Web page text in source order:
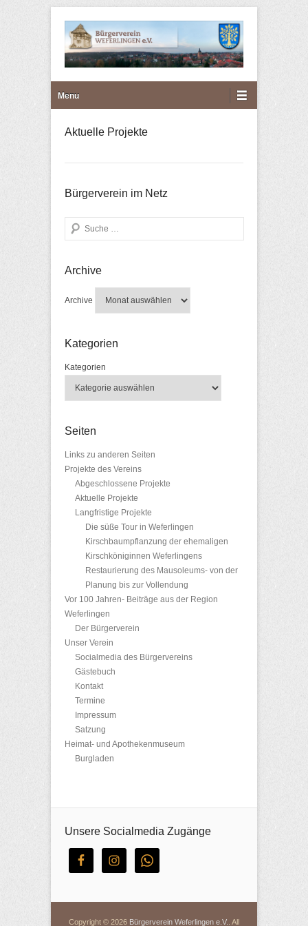
Bürgerverein Weferlingen
e.V.
Menu
Aktuelle Projekte
Bürgerverein im Netz
Search
Archive
Archive
Kategorien
Kategorien
Seiten
Links zu anderen Seiten
Projekte des Vereins
Abgeschlossene Projekte
Aktuelle Projekte
Langfristige Projekte
Die süße Tour in Weferlingen
Kirschbaumpflanzung der ehemaligen
Kirschköniginnen Weferlingens
Restaurierung des Mausoleums- von der
Planung bis zur Vollendung
Vor 100 Jahren- Beiträge aus der Region
Weferlingen
Der Bürgerverein
Unser Verein
Socialmedia des Bürgervereins
Gästebuch
Kontakt
Termine
Impressum
Satzung
Heimat- und Apothekenmuseum
Burgladen
Unsere Socialmedia Zugänge
Copyright © 2026 Bürgerverein Weferlingen e.V. . All